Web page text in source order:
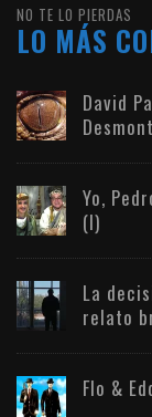
NO TE LO PIERDAS
LO MÁS
David
Yo,
(I)
La
relato
Flo &